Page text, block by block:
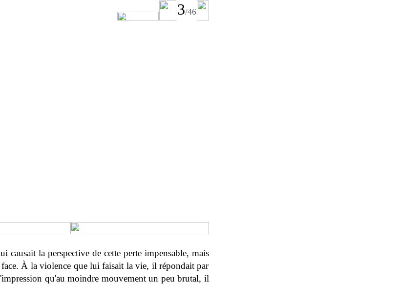
3/46
causait la perspective de cette perte impensable, mais
À la violence que lui faisait la vie, il répondait par
qu'au moindre mouvement un peu brutal, il